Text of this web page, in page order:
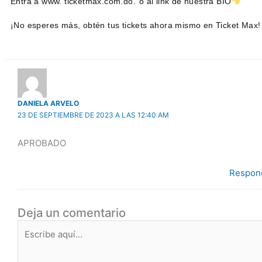
¡No esperes más, obtén tus tickets ahora mismo en Ticket Max!
DANIELA ARVELO
23 DE SEPTIEMBRE DE 2023 A LAS 12:40 AM
APROBADO
Deja un comentario
aquí...